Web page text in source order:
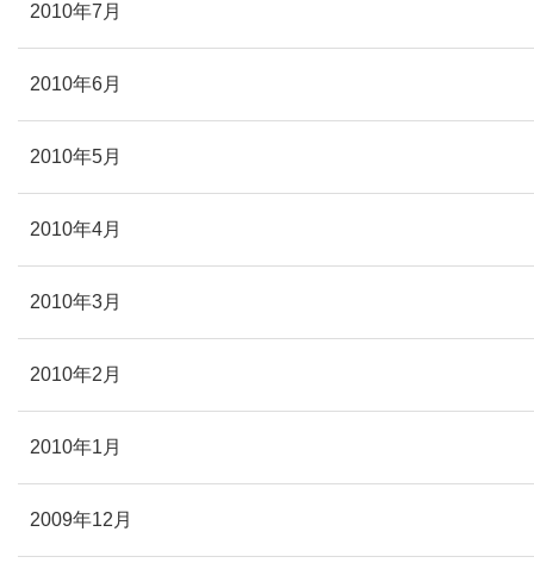
2010年7月
2010年6月
2010年5月
2010年4月
2010年3月
2010年2月
2010年1月
2009年12月